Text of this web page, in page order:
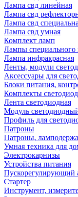
Лампа свд линейная
Лампа свд
Лампа свд
Лампа свд умная
Комплект ламп
Лампы специального
Лампа инфракрасная
Ленты, модули
Аксессуары для
Блоки питания,
Комплекты
Лента светодиодная
Модуль
Профиль для
Патроны
Патроны,
Умная техника для
Электрокарнизы
Устройства питания
Стартер
Инструмент,